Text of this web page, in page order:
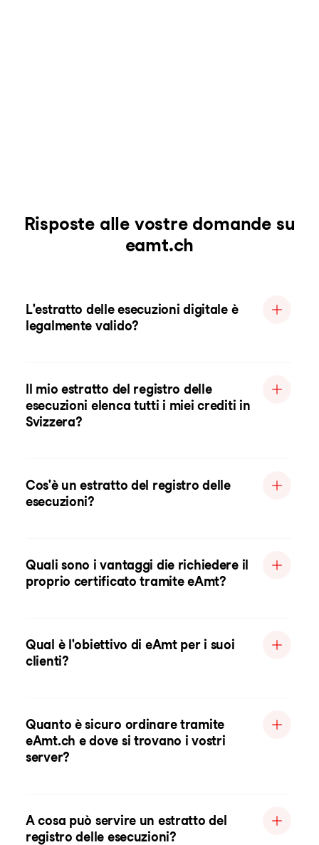
Risposte alle vostre domande su
eamt.ch
L'estratto delle esecuzioni digitale è
legalmente valido?
Il mio estratto del registro delle
esecuzioni elenca tutti i miei crediti in
Svizzera?
Cos'è un estratto del registro delle
esecuzioni?
Quali sono i vantaggi die richiedere il
proprio certificato tramite eAmt?
Qual è l'obiettivo di eAmt per i suoi
clienti?
Quanto è sicuro ordinare tramite
eAmt.ch e dove si trovano i vostri
server?
A cosa può servire un estratto del
registro delle esecuzioni?